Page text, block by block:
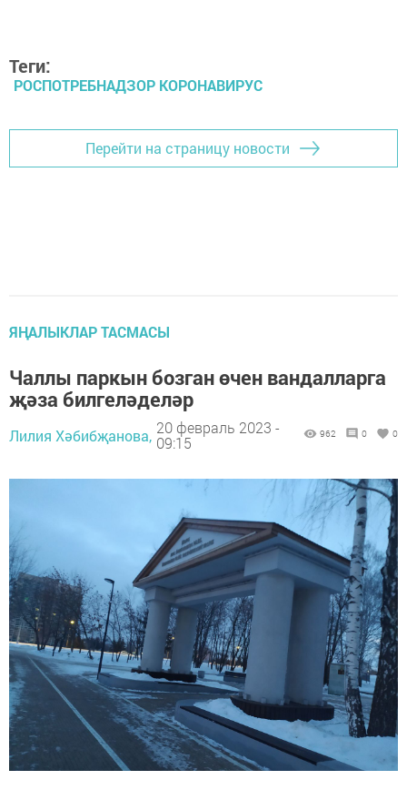
Теги:
РОСПОТРЕБНАДЗОР КОРОНАВИРУС
Перейти на страницу новости
ЯҢАЛЫКЛАР ТАСМАСЫ
Чаллы паркын бозган өчен вандалларга
җәза билгеләделәр
Лилия Хәбибҗанова, 20 февраль 2023 -
09:15
962 0 0